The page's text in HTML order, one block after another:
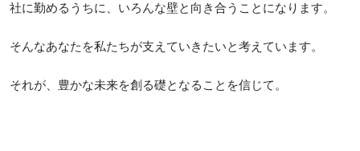
社に勤めるうちに、いろんな壁と向き合うことになります。
そんなあなたを私たちが支えていきたいと考えています。
それが、豊かな未来を創る礎となることを信じて。